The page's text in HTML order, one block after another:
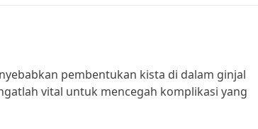
pembentukan kista di dalam ginjal
vital untuk mencegah komplikasi yang